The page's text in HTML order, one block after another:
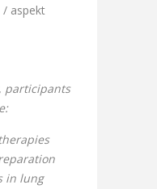
/ aspekt
participants
in lung